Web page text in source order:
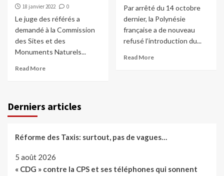
18 janvier 2022 0
Le juge des référés a
demandé à la Commission
des Sites et des
Monuments Naturels...
Read More
Par arrêté du 14 octobre
dernier, la Polynésie
française a de nouveau
refusé l’introduction du...
Read More
Derniers articles
Réforme des Taxis: surtout, pas de vagues…
5 août 2026
« CDG » contre la CPS et ses téléphones qui sonnent